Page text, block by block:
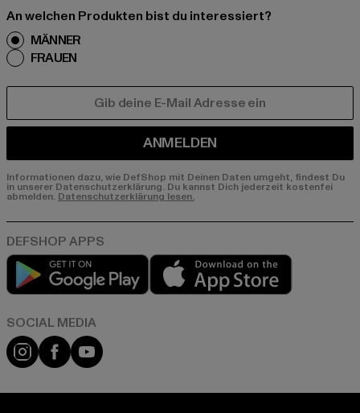
An welchen Produkten bist du interessiert?
MÄNNER
FRAUEN
ANMELDEN
Informationen dazu, wie DefShop mit Deinen Daten umgeht, findest Du
in unserer Datenschutzerklärung. Du kannst Dich jederzeit kostenfei
abmelden. Datenschutzerklärung lesen.
Play market
Instagram
FacebookYouTube